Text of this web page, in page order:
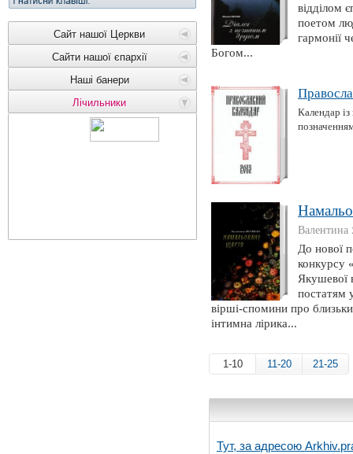
Сайт нашої Церкви
Сайти нашої єпархії
Наші банери
Лічильники
відділом
поетом
гармонії
Богом...
Календар із
Валентина
До нової
конкурсу
Якушевої
постатям
вірші-спомини про
інтимна лірика...
1-10 11-20 21-25
Тут, за адресою